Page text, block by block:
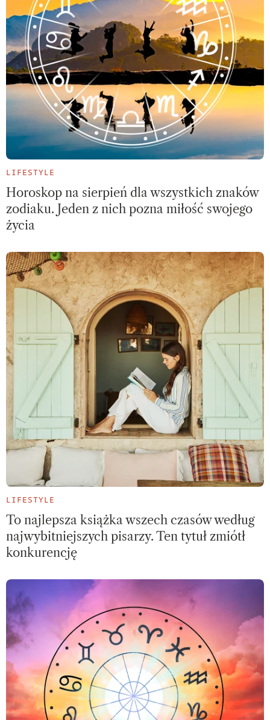
LIFESTYLE
Horoskop na sierpień dla wszystkich znaków
zodiaku. Jeden z nich pozna miłość swojego
życia
LIFESTYLE
To najlepsza książka wszech czasów według
najwybitniejszych pisarzy. Ten tytuł zmiótł
konkurencję